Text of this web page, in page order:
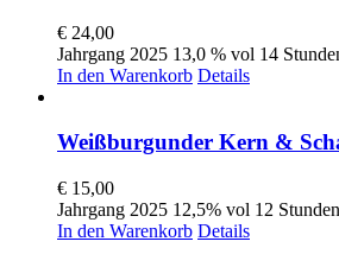
€ 24,00
Jahrgang 2025 13,0 % vol 14
In den Warenkorb Details
Weißburgunder Kern &
€ 15,00
Jahrgang 2025 12,5% vol 12
In den Warenkorb Details